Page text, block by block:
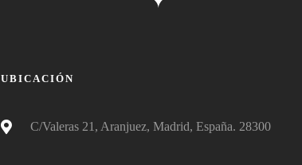
UBICACIÓN
C/Valeras 21, Aranjuez, Madrid, España. 28300